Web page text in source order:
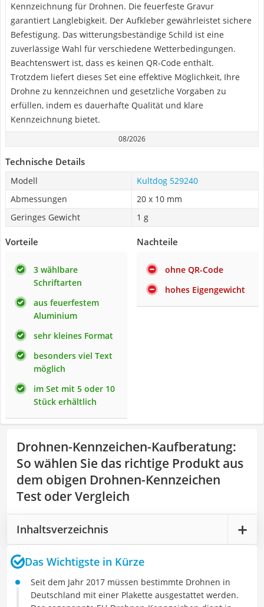
Kennzeichnung für Drohnen. Die feuerfeste Gravur
garantiert Langlebigkeit. Der Aufkleber gewährleistet sichere
Befestigung. Das witterungsbeständige Schild ist eine
zuverlässige Wahl für verschiedene Wetterbedingungen.
Beachtenswert ist, dass es keinen QR-Code enthält.
Trotzdem liefert dieses Set eine effektive Möglichkeit, Ihre
Drohne zu kennzeichnen und gesetzliche Vorgaben zu
erfüllen, indem es dauerhafte Qualität und klare
Kennzeichnung bietet.
08/2026
Technische Details
Modell
Kultdog 529240
Abmessungen
20 x 10 mm
Geringes Gewicht
1 g
Vorteile
3 wählbare
Schriftarten
aus feuerfestem
Aluminium
sehr kleines Format
besonders viel Text
möglich
im Set mit 5 oder 10
Stück erhältlich
Nachteile
ohne QR-Code
hohes Eigengewicht
Drohnen-Kennzeichen-Kaufberatung:
So wählen Sie das richtige Produkt aus
dem obigen Drohnen-Kennzeichen
Test oder Vergleich
Inhaltsverzeichnis
Das Wichtigste in Kürze
Seit dem Jahr 2017 müssen bestimmte Drohnen in
Deutschland mit einer Plakette ausgestattet werden.